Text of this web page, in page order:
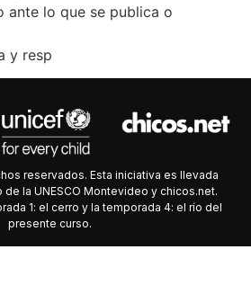
ante lo que se publica o
y resp
reservados. Esta iniciativa es llevada
la UNESCO Montevideo y chicos.net.
1: el cerro y la temporada 4: el río del
presente curso.